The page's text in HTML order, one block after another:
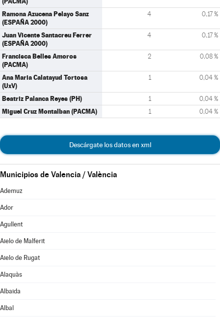
Ramona Azucena Pelayo Sanz
(ESPAÑA 2000)
4 0,17 %
Juan Vicente Santacreu Ferrer
(ESPAÑA 2000)
4 0,17 %
Francisca Belles Amoros
(PACMA)
2 0,08 %
Ana Maria Calatayud Tortosa
(UxV)
1 0,04 %
Beatriz Palanca Reyes (PH) 1 0,04 %
Miguel Cruz Montalban (PACMA) 1 0,04 %
Descárgate los datos en xml
Municipios de Valencia / València
Ademuz
Ador
Agullent
Aielo de Malferit
Aielo de Rugat
Alaquàs
Albaida
Albal